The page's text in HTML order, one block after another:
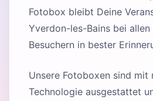
Fotobox bleibt Deine
Yverdon-les-Bains bei allen
Besuchern in bester
Unsere Fotoboxen sind mit
Technologie ausgestattet